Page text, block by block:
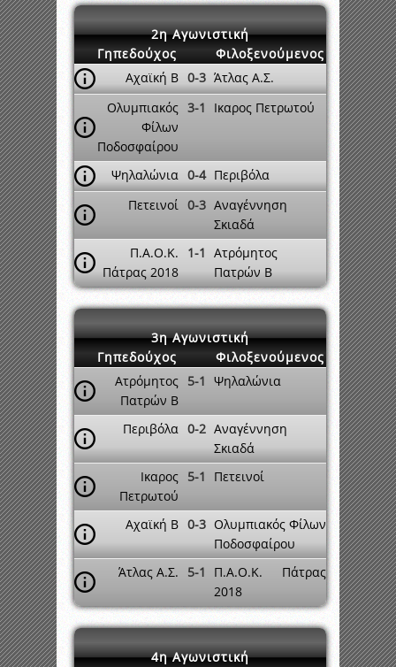
2η Αγωνιστική
Γηπεδούχος
Φιλοξενούμενος
Αχαϊκή Β 0-3 Άτλας Α.Σ.
Ολυμπιακός
Φίλων
Ποδοσφαίρου
3-1 Ικαρος Πετρωτού
Ψηλαλώνια 0-4 Περιβόλα
Πετεινοί 0-3 Αναγέννηση
Σκιαδά
Π.Α.Ο.Κ.
Πάτρας 2018
1-1 Ατρόμητος
Πατρών Β
3η Αγωνιστική
Γηπεδούχος
Φιλοξενούμενος
Ατρόμητος
Πατρών Β
5-1 Ψηλαλώνια
Περιβόλα 0-2 Αναγέννηση
Σκιαδά
Ικαρος
Πετρωτού
5-1 Πετεινοί
Αχαϊκή Β 0-3 Ολυμπιακός Φίλων
Ποδοσφαίρου
Άτλας Α.Σ.
5-1
Π.Α.Ο.Κ. Πάτρας
2018
4η Αγωνιστική